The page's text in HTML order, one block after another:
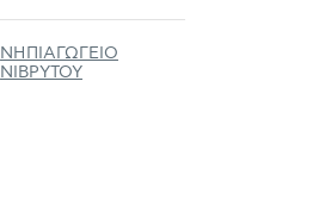
ΝΗΠΙΑΓΩΓΕΙΟ
ΝΙΒΡΥΤΟΥ